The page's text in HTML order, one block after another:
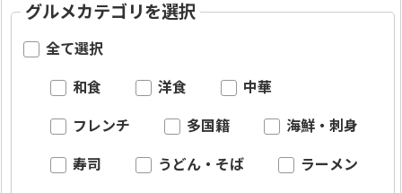
グルメカテゴリを選択
全て選択
和食 洋食 中華
フレンチ 多国籍 海鮮・刺身
寿司 うどん・そば ラーメン